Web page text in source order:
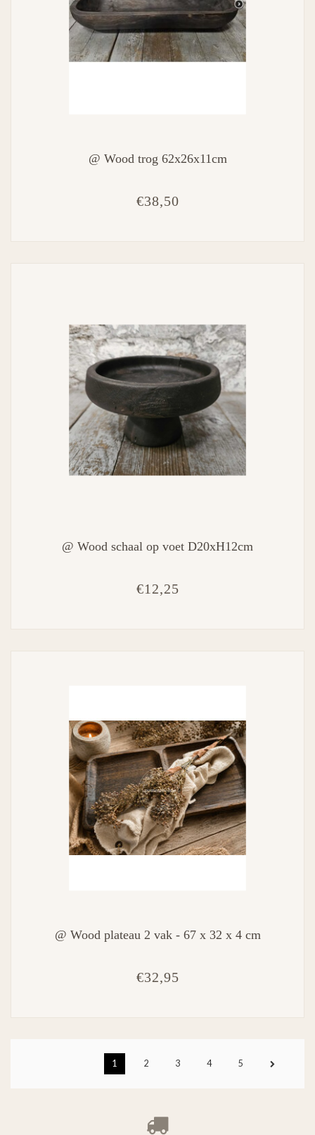
@ Wood trog 62x26x11cm
€38,50
@ Wood schaal op voet D20xH12cm
€12,25
@ Wood plateau 2 vak - 67 x 32 x 4 cm
€32,95
1 2 3 4 5